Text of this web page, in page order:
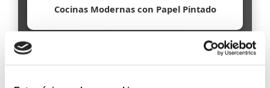
Cocinas Modernas con Papel Pintado
Papel Pintado Ecológico